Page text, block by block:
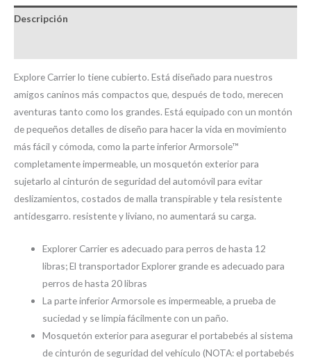
Descripción
Explore Carrier lo tiene cubierto. Está diseñado para nuestros
amigos caninos más compactos que, después de todo, merecen
aventuras tanto como los grandes. Está equipado con un montón
de pequeños detalles de diseño para hacer la vida en movimiento
más fácil y cómoda, como la parte inferior Armorsole™
completamente impermeable, un mosquetón exterior para
sujetarlo al cinturón de seguridad del automóvil para evitar
deslizamientos, costados de malla transpirable y tela resistente
antidesgarro. resistente y liviano, no aumentará su carga.
Explorer Carrier es adecuado para perros de hasta 12
libras; El transportador Explorer grande es adecuado para
perros de hasta 20 libras
La parte inferior Armorsole es impermeable, a prueba de
suciedad y se limpia fácilmente con un paño.
Mosquetón exterior para asegurar el portabebés al sistema
de cinturón de seguridad del vehículo (NOTA: el portabebés